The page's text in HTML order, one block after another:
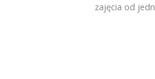
zajęcia od